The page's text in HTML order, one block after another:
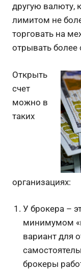
другую валюту,
лимитом не
торговать на
отрывать более
Открыть
счет
можно в
таких
организациях:
У брокера –
минимумом
вариант для
брокеры